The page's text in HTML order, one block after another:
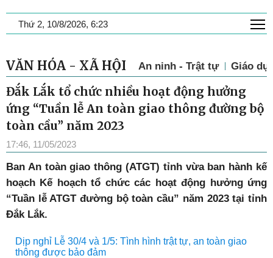
Thứ 2, 10/8/2026, 6:23
VĂN HÓA - XÃ HỘI An ninh - Trật tự Giáo
Đắk Lắk tổ chức nhiều hoạt động hưởng
ứng “Tuần lễ An toàn giao thông đường bộ
toàn cầu” năm 2023
17:46, 11/05/2023
Ban An toàn giao thông (ATGT) tỉnh vừa ban hành kế
hoạch Kế hoạch tổ chức các hoạt động hưởng ứng
“Tuần lễ ATGT đường bộ toàn cầu” năm 2023 tại tỉnh
Đắk Lắk.
Dịp nghỉ Lễ 30/4 và 1/5: Tình hình trật tự, an toàn giao
thông được bảo đảm